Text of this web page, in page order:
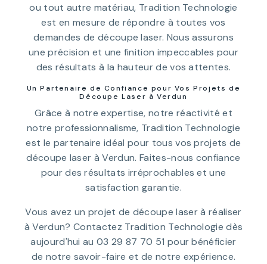
ou tout autre matériau, Tradition Technologie
est en mesure de répondre à toutes vos
demandes de découpe laser. Nous assurons
une précision et une finition impeccables pour
des résultats à la hauteur de vos attentes.
Un Partenaire de Confiance pour Vos Projets de
Découpe Laser à Verdun
Grâce à notre expertise, notre réactivité et
notre professionnalisme, Tradition Technologie
est le partenaire idéal pour tous vos projets de
découpe laser à Verdun. Faites-nous confiance
pour des résultats irréprochables et une
satisfaction garantie.
Vous avez un projet de découpe laser à réaliser
à Verdun? Contactez Tradition Technologie dès
aujourd'hui au 03 29 87 70 51 pour bénéficier
de notre savoir-faire et de notre expérience.